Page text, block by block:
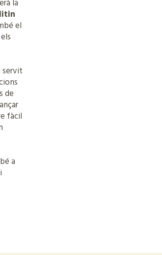
la
el
servit
de
fàcil
a